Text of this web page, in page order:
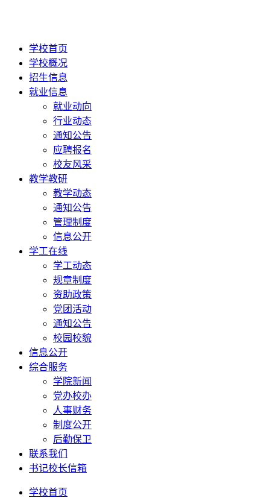
学校首页
学校概况
招生信息
就业信息
就业动向
行业动态
通知公告
应聘报名
校友风采
教学教研
教学动态
通知公告
管理制度
信息公开
学工在线
学工动态
规章制度
资助政策
党团活动
通知公告
校园校貌
信息公开
综合服务
学院新闻
党办校办
人事财务
制度公开
后勤保卫
联系我们
书记校长信箱
学校首页